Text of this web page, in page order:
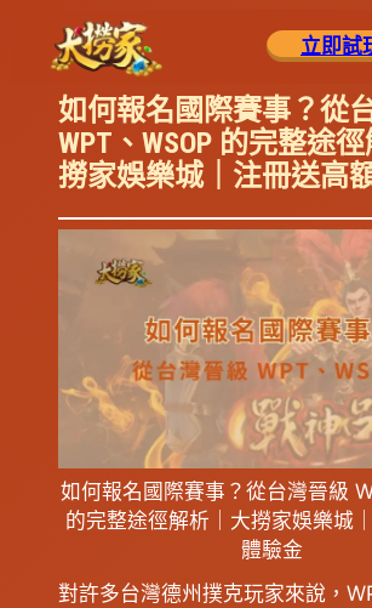
立即試
如何報名國際賽事？從
WPT、WSOP 的完整途
撈家娛樂城｜注冊送高
如何報名國際賽事？從台灣晉級
的完整途徑解析｜大撈家娛樂城
體驗金
對許多台灣德州撲克玩家來說，